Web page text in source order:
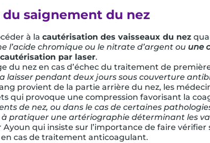
saignement du nez
à la cautérisation des vaisseaux du nez
l’acide chromique ou le nitrate d’argent ou une
par laser.
du nez en cas d’échec du traitement de
laisser pendant deux jours sous couverture
provient de la partie arrière du nez, les
qui provoque une compression favorisant la
de nez, ou dans le cas de certaines
pratiquer une artériographie déterminant les
Ayoun qui insiste sur l’importance de faire
cas de traitement anticoagulant.